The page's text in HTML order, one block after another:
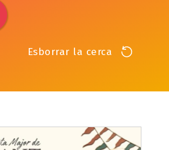
Esborrar la cerca